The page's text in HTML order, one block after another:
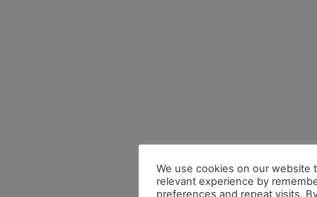
We use cookies on our website
relevant experience by
preferences and repeat visits.